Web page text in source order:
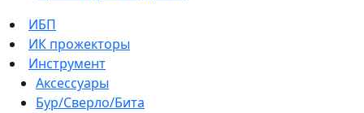
ИБП
ИК прожекторы
Инструмент
Аксессуары
Бур/Сверло/Бита